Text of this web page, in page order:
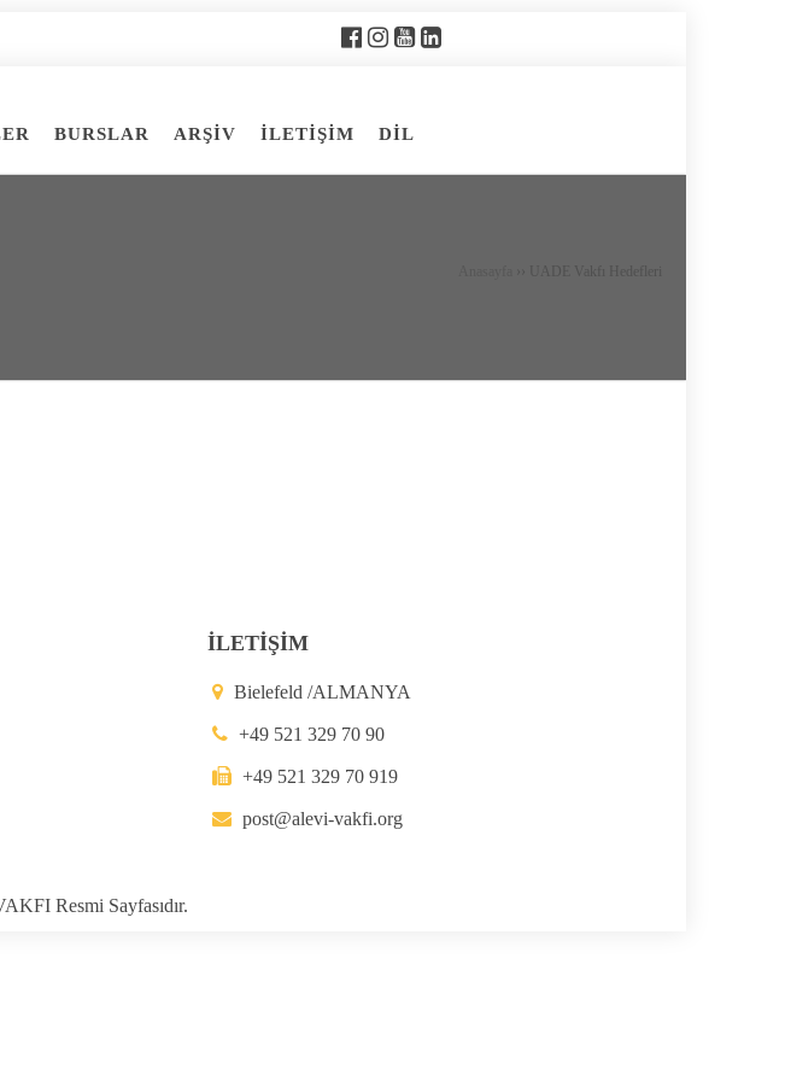
BURSLAR ARŞİV İLETİŞİM DİL
›› UADE Vakfı Hedefleri
İLETİŞİM
Bielefeld /ALMANYA
+49 521 329 70 90
+49 521 329 70 919
post@alevi-vakfi.org
Resmi Sayfasıdır.